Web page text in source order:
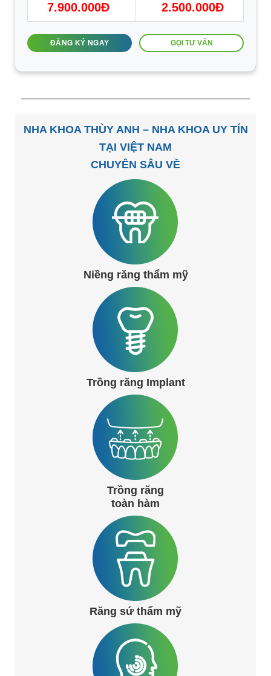
7.900.000Đ 2.500.000Đ
ĐĂNG KÝ NGAY GỌI TƯ VẤN
NHA KHOA THÙY ANH – NHA KHOA UY TÍN
TẠI VIỆT NAM
CHUYÊN SÂU VỀ
Niềng răng thẩm mỹ
Trồng răng Implant
Trồng răng
toàn hàm
Răng sứ thẩm mỹ